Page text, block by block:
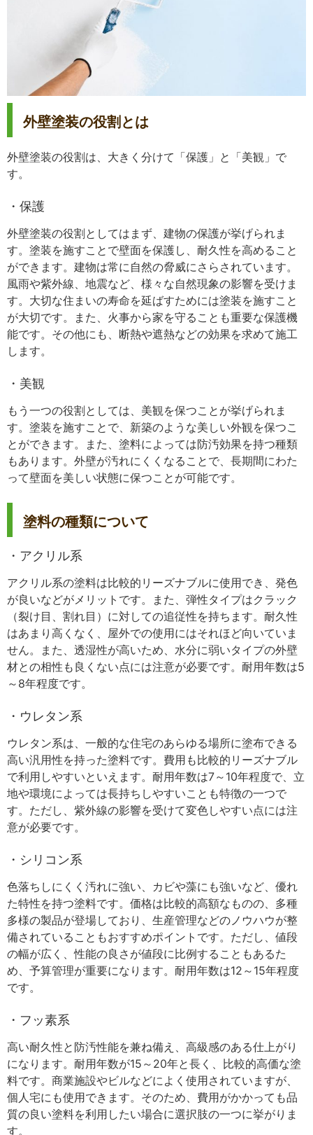
外壁塗装の役割とは
外壁塗装の役割は、大きく分けて「保護」と「美観」で
す。
・保護
外壁塗装の役割としてはまず、建物の保護が挙げられま
す。塗装を施すことで壁面を保護し、耐久性を高めること
ができます。建物は常に自然の脅威にさらされています。
風雨や紫外線、地震など、様々な自然現象の影響を受けま
す。大切な住まいの寿命を延ばすためには塗装を施すこと
が大切です。また、火事から家を守ることも重要な保護機
能です。その他にも、断熱や遮熱などの効果を求めて施工
します。
・美観
もう一つの役割としては、美観を保つことが挙げられま
す。塗装を施すことで、新築のような美しい外観を保つこ
とができます。また、塗料によっては防汚効果を持つ種類
もあります。外壁が汚れにくくなることで、長期間にわた
って壁面を美しい状態に保つことが可能です。
塗料の種類について
・アクリル系
アクリル系の塗料は比較的リーズナブルに使用でき、発色
が良いなどがメリットです。また、弾性タイプはクラック
（裂け目、割れ目）に対しての追従性を持ちます。耐久性
はあまり高くなく、屋外での使用にはそれほど向いていま
せん。また、透湿性が高いため、水分に弱いタイプの外壁
材との相性も良くない点には注意が必要です。耐用年数は5
～8年程度です。
・ウレタン系
ウレタン系は、一般的な住宅のあらゆる場所に塗布できる
高い汎用性を持った塗料です。費用も比較的リーズナブル
で利用しやすいといえます。耐用年数は7～10年程度で、立
地や環境によっては長持ちしやすいことも特徴の一つで
す。ただし、紫外線の影響を受けて変色しやすい点には注
意が必要です。
・シリコン系
色落ちしにくく汚れに強い、カビや藻にも強いなど、優れ
た特性を持つ塗料です。価格は比較的高額なものの、多種
多様の製品が登場しており、生産管理などのノウハウが整
備されていることもおすすめポイントです。ただし、値段
の幅が広く、性能の良さが値段に比例することもあるた
め、予算管理が重要になります。耐用年数は12～15年程度
です。
・フッ素系
高い耐久性と防汚性能を兼ね備え、高級感のある仕上がり
になります。耐用年数が15～20年と長く、比較的高価な塗
料です。商業施設やビルなどによく使用されていますが、
個人宅にも使用できます。そのため、費用がかかっても品
質の良い塗料を利用したい場合に選択肢の一つに挙がりま
す。